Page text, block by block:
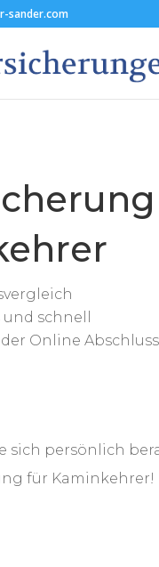
sander.com
schnell
Online Abschluss
sich persönlich
für Kaminkehrer!